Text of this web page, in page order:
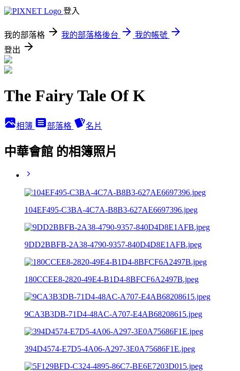
登入
我的部落格 我的部落格後台
我的帳號
登出
The Fairy Tale Of K
相簿 部落格 名片
中華會館 的相簿照片
104EF495-C3BA-4C7A-B8B3-627AE6697396.jpeg
9DD2BBFB-2A38-4790-9357-840D4D8E1AFB.jpeg
180CCEE8-2820-49E4-B1D4-8BFCF6A2497B.jpeg
9CA3B3DB-71D4-48AC-A707-E4AB68208615.jpeg
394D4574-E7D5-4A06-A297-3E0A75686F1E.jpeg